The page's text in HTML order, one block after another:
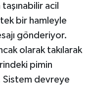
taşınabilir acil
bir hamleyle
gönderiyor.
olarak takılarak
pimin
Sistem devreye